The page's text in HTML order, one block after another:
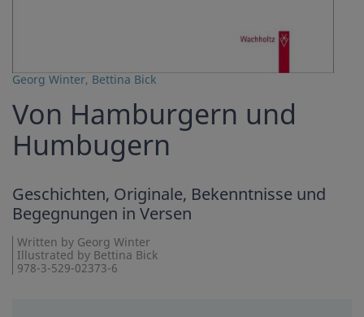
Georg Winter, Bettina Bick
Von Hamburgern und
Humbugern
Geschichten, Originale, Bekenntnisse und
Begegnungen in Versen
Written by Georg Winter
Illustrated by Bettina Bick
978-3-529-02373-6